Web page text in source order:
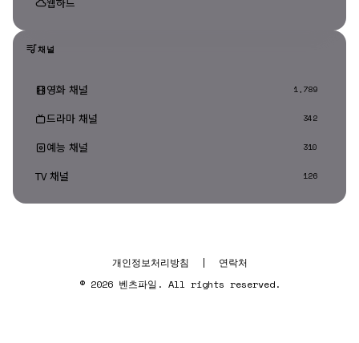
채널
영화 채널 1,789
드라마 채널 342
예능 채널 310
TV 채널 126
개인정보처리방침 |
연락처
© 2026 벤츠파일. All rights reserved.